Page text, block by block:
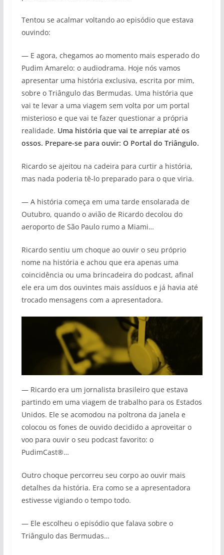
Tentou se acalmar voltando ao episódio que estava
ouvindo:
— E agora, chegamos ao momento mais esperado do
Pudim Amarelo: o audiodrama. Hoje nós vamos
apresentar uma história exclusiva, escrita por mim,
sobre o Triângulo das Bermudas. Uma história que
vai te levar a uma viagem sem volta por um portal
misterioso e que vai te fazer questionar a própria
realidade. Uma história que vai te arrepiar até os
ossos. Prepare-se para ouvir: O Portal do Triângulo.
Ricardo se ajeitou na cadeira para curtir a história,
mas nada poderia tê-lo preparado para o que viria.
— A história começa em uma tarde ensolarada de
Outubro, quando o avião de Ricardo decolou do
aeroporto de São Paulo rumo a Miami…
Ricardo sentiu um choque ao ouvir o seu próprio
nome na história e achou que era apenas uma
coincidência ou uma brincadeira do podcast, afinal
ele era um dos ouvintes mais assíduos e já havia até
trocado mensagens com a apresentadora.
— Ricardo era um jornalista brasileiro que estava
partindo em uma viagem de trabalho para os Estados
Unidos. Ele se acomodou na poltrona da janela e
colocou os fones de ouvido decidido a aproveitar o
voo para ouvir o seu podcast favorito: o
PudimCast®…
Outro choque percorreu seu corpo ao ouvir mais
detalhes da história. Era como se a apresentadora
estivesse vigiando o tempo todo.
— Ele escolheu o episódio que falava sobre o
Triângulo das Bermudas…